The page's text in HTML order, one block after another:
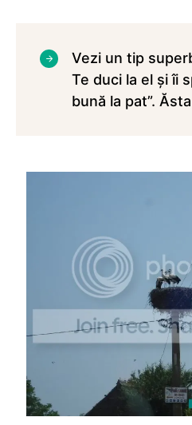
Vezi un tip
Te duci la el şi îi
bună la pat”.